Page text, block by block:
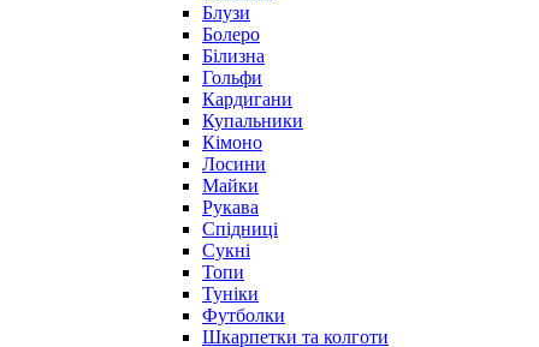
Блузи
Болеро
Білизна
Гольфи
Кардигани
Купальники
Кімоно
Лосини
Майки
Рукава
Спідниці
Сукні
Топи
Туніки
Футболки
Шкарпетки та колготи